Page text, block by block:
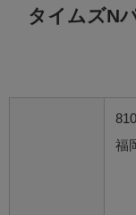
タイムズN
福